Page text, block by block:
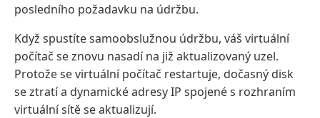
posledního požadavku na údržbu.
Když spustíte samoobslužnou údržbu, váš virtuální
počítač se znovu nasadí na již aktualizovaný uzel.
Protože se virtuální počítač restartuje, dočasný disk
se ztratí a dynamické adresy IP spojené s rozhraním
virtuální sítě se aktualizují.